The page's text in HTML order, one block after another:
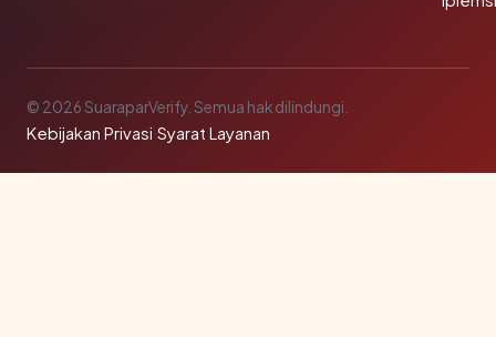
© 2026 SuaraparVerify. Semua hak dilindungi.
Kebijakan Privasi·Syarat Layanan